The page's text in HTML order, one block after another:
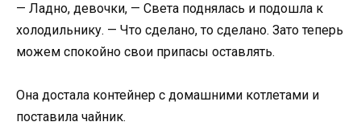
— Ладно, девочки, — Света поднялась и подошла к
холодильнику. — Что сделано, то сделано. Зато теперь
можем спокойно свои припасы оставлять.
Она достала контейнер с домашними котлетами и
поставила чайник.